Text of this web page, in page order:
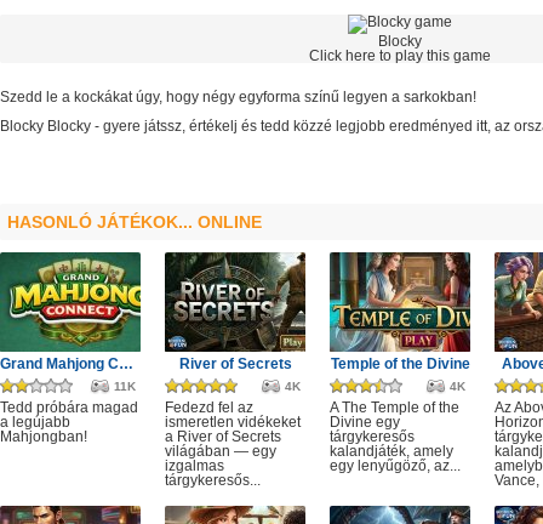
Blocky
Click here to play this game
Szedd le a kockákat úgy, hogy négy egyforma színű legyen a sarkokban!
Blocky
- gyere játssz, értékelj és tedd közzé legjobb eredményed itt, az
Blocky
HASONLÓ JÁTÉKOK... ONLINE
Grand Mahjong Connect
11K
Tedd próbára magad
a legújabb
Mahjongban!
River of Secrets
4K
Fedezd fel az
ismeretlen vidékeket
a River of Secrets
világában — egy
izgalmas
tárgykeresős...
Temple of the Divine
4K
A The Temple of the
Divine egy
tárgykeresős
kalandjáték, amely
egy lenyűgöző, az...
Az
Vance,